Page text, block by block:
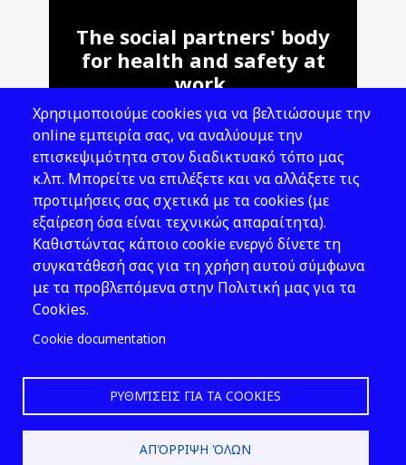
The social partners' body
for health and safety at
work.
Address: 143 Liosion & 6 Thirsiou, 104
45, Athens
T: 210 82 00 100
e: info@elinyae.gr
Follow Us
Χρησιμοποιούμε cookies για να βελτιώσουμε την
online εμπειρία σας, να αναλύουμε την
επισκεψιμότητα στον διαδικτυακό τόπο μας
κ.λπ. Μπορείτε να επιλέξετε και να αλλάξετε τις
προτιμήσεις σας σχετικά με τα cookies (με
εξαίρεση όσα είναι τεχνικώς απαραίτητα).
Καθιστώντας κάποιο cookie ενεργό δίνετε τη
συγκατάθεσή σας για τη χρήση αυτού σύμφωνα
με τα προβλεπόμενα στην Πολιτική μας για τα
Cookies.
Cookie documentation
ΡΥΘΜΊΣΕΙΣ ΓΙΑ ΤΑ COOKIES
ΑΠΌΡΡΙΨΗ ΌΛΩΝ
2026 © EL.IN.Y.A.E.